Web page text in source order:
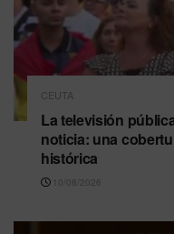
CEUTA
La televisión
noticia: una
histórica
10/08/2026